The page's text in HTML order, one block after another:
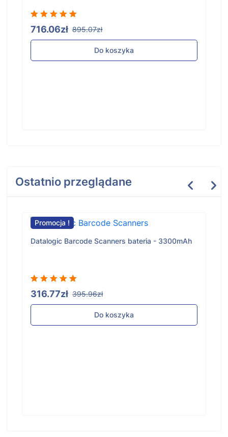
716.06zł 895.07zł
Do koszyka
Ostatnio przeglądane
Promocja !
Datalogic Barcode Scanners bateria - 3300mAh
316.77zł 395.96zł
Do koszyka